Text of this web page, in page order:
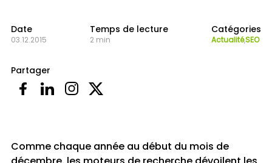
Date
03.12.2015
Temps de lecture
2 min
Catégories
Actualité,SEO
Partager
Comme chaque année au début du mois de